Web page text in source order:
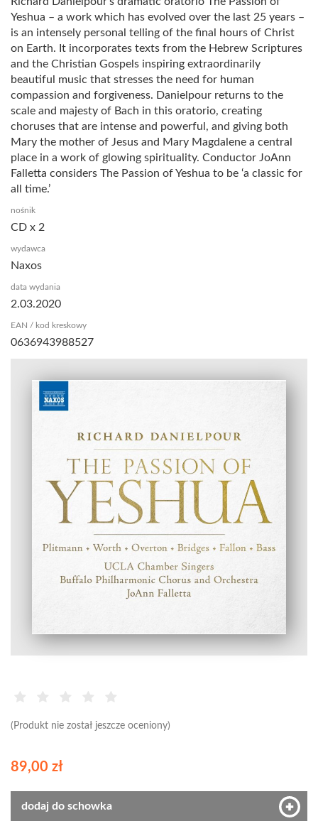
(Produkt nie został jeszcze oceniony)
Yeshua – a work which has evolved over the last 25 years –
is an intensely personal telling of the final hours of Christ
on Earth. It incorporates texts from the Hebrew Scriptures
and the Christian Gospels inspiring extraordinarily
beautiful music that stresses the need for human
compassion and forgiveness. Danielpour returns to the
scale and majesty of Bach in this oratorio, creating
choruses that are intense and powerful, and giving both
Mary the mother of Jesus and Mary Magdalene a central
place in a work of glowing spirituality. Conductor JoAnn
Falletta considers The Passion of Yeshua to be ‘a classic for
all time.’
nośnik
CD x 2
wydawca
Naxos
data wydania
2.03.2020
EAN / kod kreskowy
0636943988527
89,00 zł
dodaj do schowka